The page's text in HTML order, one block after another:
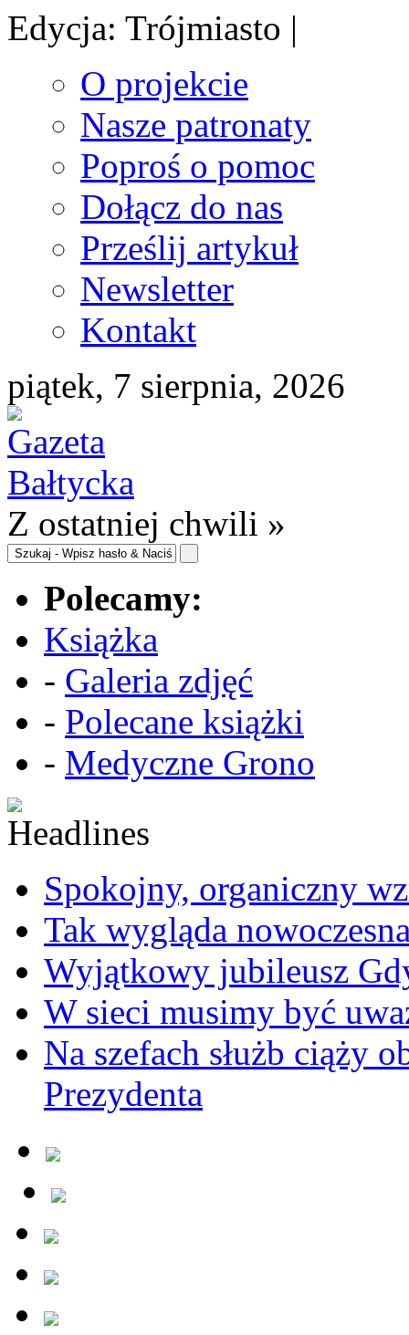
Edycja: Trójmiasto |
O projekcie
Nasze patronaty
Poproś o pomoc
Dołącz do nas
Prześlij artykuł
Newsletter
Kontakt
piątek, 7 sierpnia, 2026
Z ostatniej chwili »
Polecamy:
Książka
- Galeria zdjęć
- Polecane książki
- Medyczne Grono
Spokojny, organiczny
Tak wygląda
Wyjątkowy jubileusz
W sieci musimy być
Na szefach służb ciąży
Prezydenta